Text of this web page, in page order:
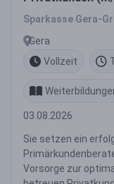
Sparkasse Gera-
Gera
Vollzeit
03.08.2026
Sie setzen ein
Vorsorge zur